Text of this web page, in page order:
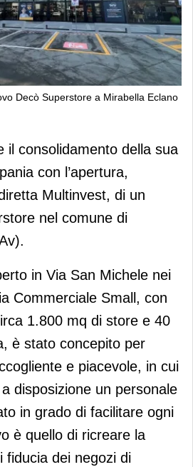
Decò Superstore a Mirabella Eclano
un nuovo Decò
Eclano (Av)
il consolidamento della sua
con l’apertura,
Multinvest, di un
nel comune di
in Via San Michele nei
Commerciale Small, con
1.800 mq di store e 40
è stato concepito per
e piacevole, in cui
disposizione un personale
in grado di facilitare ogni
è quello di ricreare la
fiducia dei negozi di